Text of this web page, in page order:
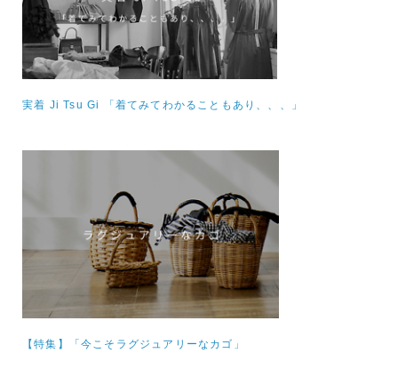
実着 Ji Tsu Gi 「着てみてわかることもあり、、、」
【特集】 「今こそラグジュアリーなカゴ」